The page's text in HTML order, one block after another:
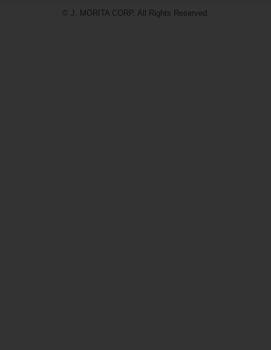
© J. MORITA CORP. All Rights Reserved.